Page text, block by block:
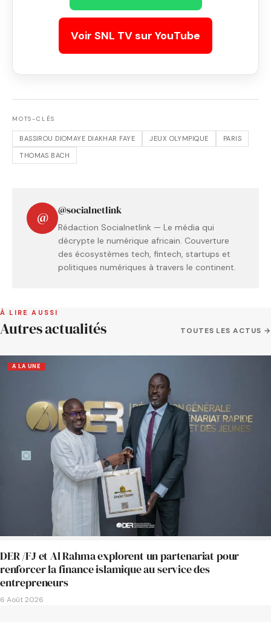
Voir SNL TV sur YouTube
MOTS-CLÉS
BASSIROU DIOMAYE DIAKHAR FAYE JEUX OLYMPIQUE
PARIS
THOMAS BACH
@ @socialnetlink
Rédaction Socialnetlink — Le média qui
décrypte le numérique africain. Couverture
des écosystèmes tech, fintech, startups et
politiques numériques à travers le continent.
À LIRE AUSSI
Autres actualités TOUTES LES ACTUS →
A LA UNE
DER /FJ et Al Rahma explorent un partenariat pour
renforcer la finance islamique au service des
entrepreneurs
6 Août 2026